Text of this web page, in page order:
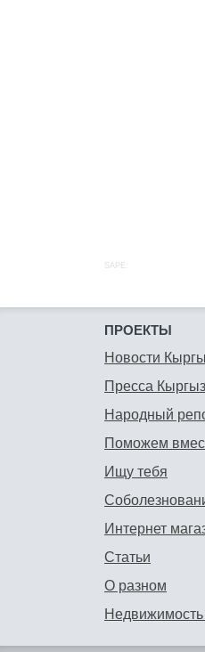
SAPE:
ПРОЕКТЫ
Новости
Пресса
Народный
Поможем
Ищу тебя
Интернет
Статьи
О разном